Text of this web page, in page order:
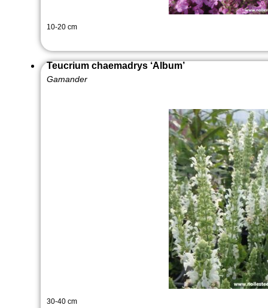
10-20 cm
Teucrium chaemadrys ‘Album’
Gamander
30-40 cm